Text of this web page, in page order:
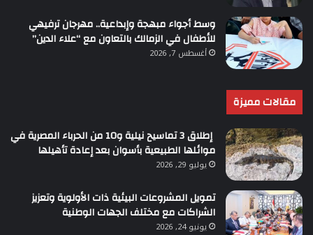
وسط أجواء مبهجة وإبداعية.. مهرجان ترفيهي
للأطفال في الزمالك بالتعاون مع “علاء الدين”
أغسطس 7, 2026
مقالات مميزة
إطلاق 3 تماسيح نيلية و10 من الحرباء المصرية في
موائلها الطبيعية بأسوان بعد إعادة تأهيلها
يوليو 29, 2026
تمويل المشروعات البيئية ذات الأولوية وتعزيز
الشراكات مع مختلف الجهات الوطنية
يونيو 24, 2026